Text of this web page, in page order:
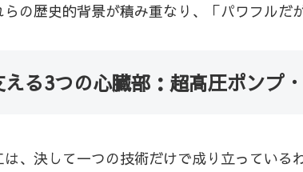
らの歴史的背景が積み重なり、「パワフルだ
る3つの心臓部：超高圧ポンプ
、決して一つの技術だけで成り立ってい